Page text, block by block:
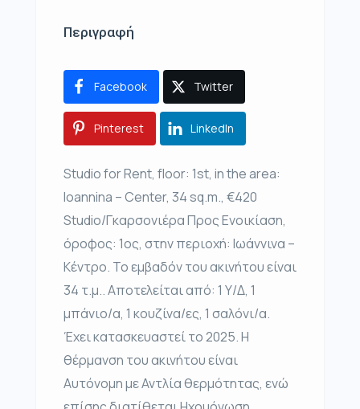
Περιγραφή
Facebook Twitter
Pinterest LinkedIn
Studio for Rent, floor: 1st, in the area:
Ioannina – Center, 34 sq.m., €420
Studio/Γκαρσονιέρα Προς Ενοικίαση,
όροφος: 1ος, στην περιοχή: Ιωάννινα –
Κέντρο. Το εμβαδόν του ακινήτου είναι
34 τ.μ.. Αποτελείται από: 1 Υ/Δ, 1
μπάνιο/α, 1 κουζίνα/ες, 1 σαλόνι/α.
Έχει κατασκευαστεί το 2025. Η
θέρμανση του ακινήτου είναι
Αυτόνομη με Αντλία θερμότητας, ενώ